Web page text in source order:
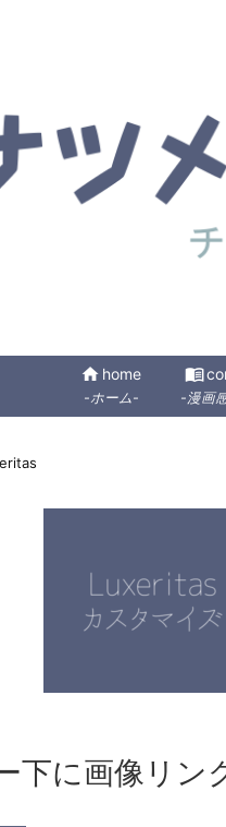
homehome
-ホーム-
menu_book
-漫画
下に画像リン